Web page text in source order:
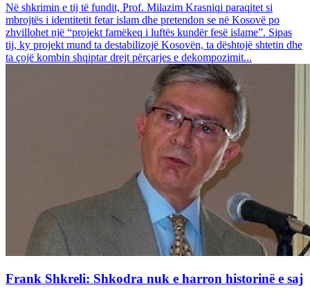
Në shkrimin e tij të fundit, Prof. Milazim Krasniqi paraqitet si
mbrojtës i identitetit fetar islam dhe pretendon se në Kosovë po
zhvillohet një “projekt famëkeq i luftës kundër fesë islame”. Sipas
tij, ky projekt mund ta destabilizojë Kosovën, ta dështojë shtetin dhe
ta çojë kombin shqiptar drejt përçarjes e dekompozimit...
Frank Shkreli: Shkodra nuk e harron historinë e saj